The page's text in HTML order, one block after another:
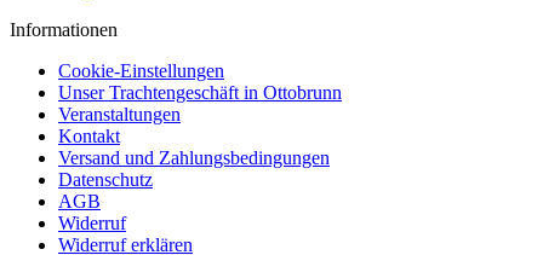
Informationen
Cookie-Einstellungen
Unser Trachtengeschäft in Ottobrunn
Veranstaltungen
Kontakt
Versand und Zahlungsbedingungen
Datenschutz
AGB
Widerruf
Widerruf erklären